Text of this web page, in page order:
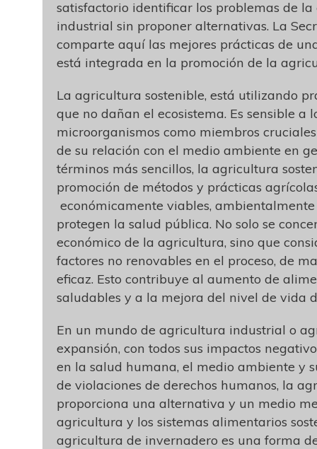
satisfactorio identificar los problemas de
industrial sin proponer alternativas. La
comparte aquí las mejores prácticas de
está integrada en la promoción de la
La agricultura sostenible, está utilizando
que no dañan el ecosistema. Es sensible a
microorganismos como miembros
de su relación con el medio ambiente en
términos más sencillos, la agricultura
promoción de métodos y prácticas
económicamente viables,
protegen la salud pública. No solo se
económico de la agricultura, sino que
factores no renovables en el proceso, de
eficaz. Esto contribuye al aumento de
saludables y a la mejora del nivel de vida
En un mundo de agricultura industrial o
expansión, con todos sus impactos
en la salud humana, el medio ambiente y
de violaciones de derechos humanos, la
proporciona una alternativa y un medio
agricultura y los sistemas alimentarios
agricultura de invernadero es una forma